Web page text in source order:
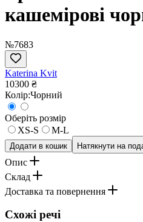
кашемірові
№7683
Katerina Kvit
10300 ₴
Колір:Чорний
Оберіть розмір
XS-S
M-L
Додати в кошик Натякнути на
Опис
Склад
Доставка та повернення
Схожі речі